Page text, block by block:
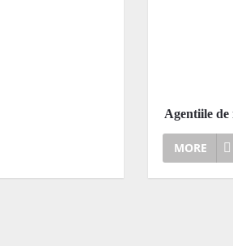
Agentiile de
MORE